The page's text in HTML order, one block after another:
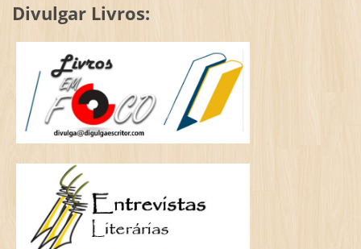
Divulgar Livros: